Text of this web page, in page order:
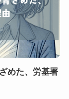
めた、労基署